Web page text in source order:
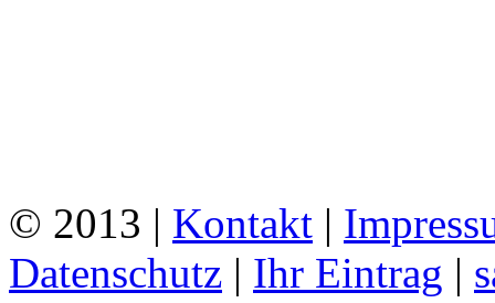
© 2013 | Kontakt |
Datenschutz | Ihr Eintrag |